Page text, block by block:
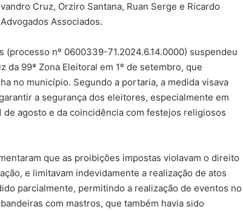
Cruz, Orziro Santana, Ruan Serge e Ricardo
Associados.
(processo nº 0600339-71.2024.6.14.0000) suspendeu
da 99ª Zona Eleitoral em 1º de setembro, que
no município. Segundo a portaria, a medida visava
a segurança dos eleitores, especialmente em
agosto e da coincidência com festejos religiosos
que as proibições impostas violavam o direito
e limitavam indevidamente a realização de atos
parcialmente, permitindo a realização de eventos no
com mastros, que também havia sido